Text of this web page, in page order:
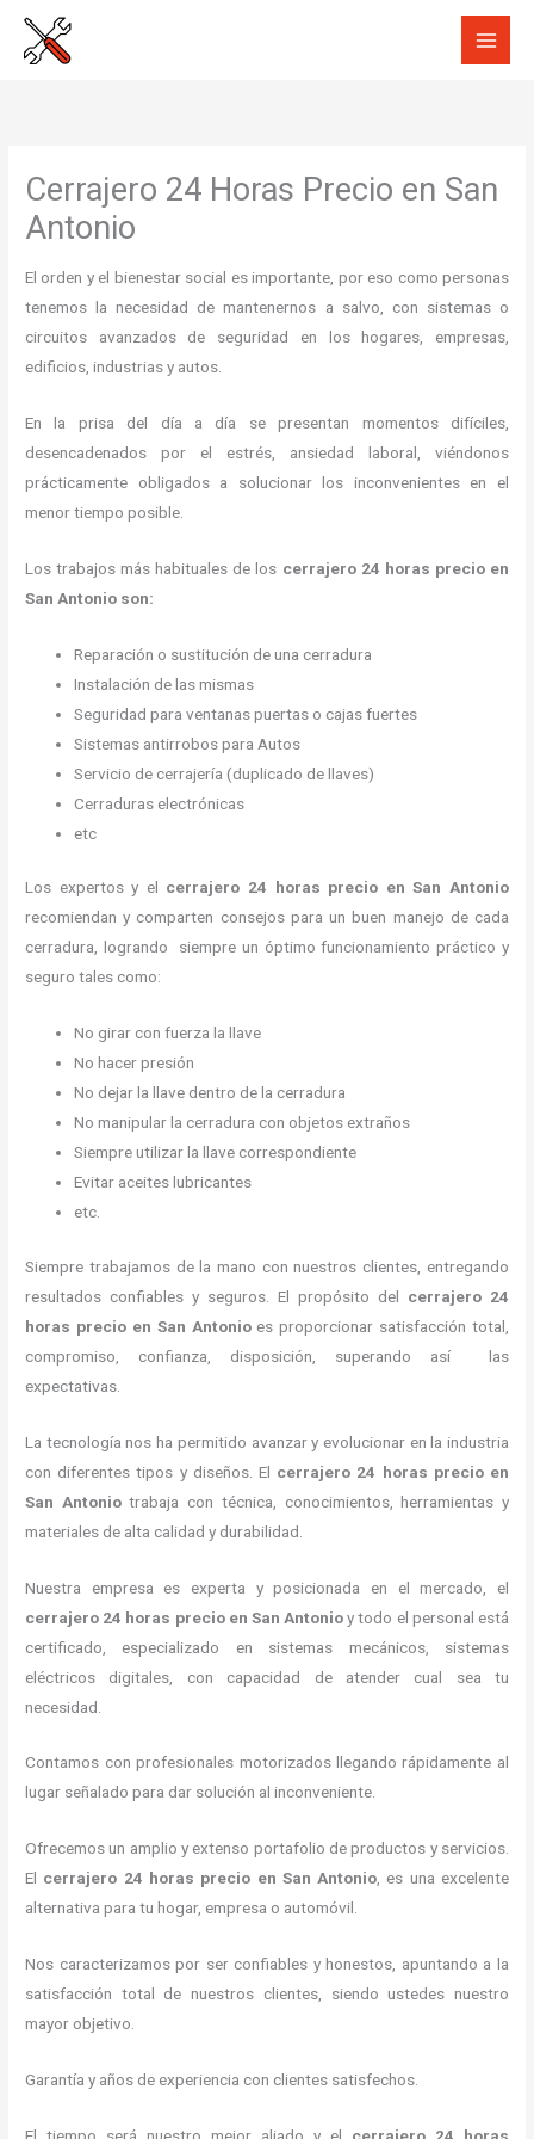
Cerrajero 24 Horas Precio en San
Antonio
El orden y el bienestar social es importante, por eso como personas
tenemos la necesidad de mantenernos a salvo, con sistemas o
circuitos avanzados de seguridad en los hogares, empresas,
edificios, industrias y autos.
En la prisa del día a día se presentan momentos difíciles,
desencadenados por el estrés, ansiedad laboral, viéndonos
prácticamente obligados a solucionar los inconvenientes en el
menor tiempo posible.
Los trabajos más habituales de los cerrajero 24 horas precioen
San Antonio son:
Reparación o sustitución de una cerradura
Instalación de las mismas
Seguridad para ventanas puertas o cajas fuertes
Sistemas antirrobos para Autos
Servicio de cerrajería (duplicado de llaves)
Cerraduras electrónicas
etc
Los expertos y el cerrajero 24 horas precio en San Antonio
recomiendan y comparten consejos para un buen manejo de cada
cerradura, logrando siempre un óptimo funcionamiento práctico y
seguro tales como:
No girar con fuerza la llave
No hacer presión
No dejar la llave dentro de la cerradura
No manipular la cerradura con objetos extraños
Siempre utilizar la llave correspondiente
Evitar aceites lubricantes
etc.
Siempre trabajamos de la mano con nuestros clientes, entregando
resultados confiables y seguros. El propósito del cerrajero 24
horas precioen San Antonioes proporcionar satisfacción total,
compromiso, confianza, disposición, superando así las
expectativas.
La tecnología nos ha permitido avanzar y evolucionar en la industria
con diferentes tipos y diseños. El cerrajero 24 horas precioen
San Antoniotrabaja con técnica, conocimientos, herramientas y
materiales de alta calidad y durabilidad.
Nuestra empresa es experta y posicionada en el mercado, el
cerrajero 24 horas precioen San Antonioy todo el personal está
certificado, especializado en sistemas mecánicos, sistemas
eléctricos digitales, con capacidad de atender cual sea tu
necesidad.
Contamos con profesionales motorizados llegando rápidamente al
lugar señalado para dar solución al inconveniente.
Ofrecemos un amplio y extenso portafolio de productos y servicios.
El cerrajero 24 horas precio en San Antonio, es una excelente
alternativa para tu hogar, empresa o automóvil.
Nos caracterizamos por ser confiables y honestos, apuntando a la
satisfacción total de nuestros clientes, siendo ustedes nuestro
mayor objetivo.
Garantía y años de experiencia con clientes satisfechos.